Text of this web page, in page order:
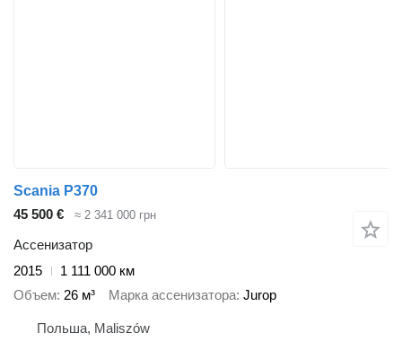
Scania P370
45 500 €
≈ 2 341 000 грн
Ассенизатор
2015
1 111 000 км
Объем 26 м³ Марка ассенизатора Jurop
Польша, Maliszów